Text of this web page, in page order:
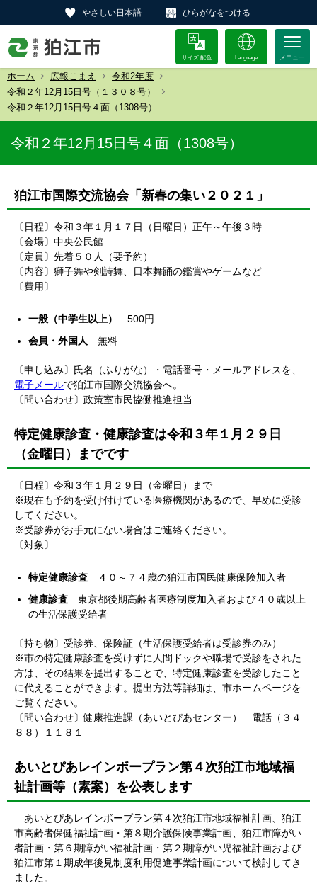
やさしい日本語 ひらがなをつける
サイズ 配色 Language
ホーム 広報こまえ
令和2年度
令和２年12月15日号（１３０８号）
令和２年12月15日号４面（1308号）
令和２年12月15日号４面（1308号）
狛江市国際交流協会「新春の集い２０２１」
〔日程〕令和３年１月１７日（日曜日）正午～午後３時
〔会場〕中央公民館
〔定員〕先着５０人（要予約）
〔内容〕獅子舞や剣詩舞、日本舞踊の鑑賞やゲームなど
〔費用〕
一般（中学生以上）
500円
会員・外国人
無料
〔申し込み〕氏名（ふりがな）・電話番号・メールアドレスを、
電子メールで狛江市国際交流協会へ。
〔問い合わせ〕政策室市民協働推進担当
特定健康診査・健康診査は令和３年１月２９日
（金曜日）までです
〔日程〕令和３年１月２９日（金曜日）まで
※現在も予約を受け付けている医療機関があるので、早めに受診
してください。
※受診券がお手元にない場合はご連絡ください。
〔対象〕
特定健康診査 ４０～７４歳の狛江市国民健康保険加入者
健康診査 東京都後期高齢者医療制度加入者および４０歳以上
の生活保護受給者
〔持ち物〕受診券、保険証（生活保護受給者は受診券のみ）
※市の特定健康診査を受けずに人間ドックや職場で受診をされた
方は、その結果を提出することで、特定健康診査を受診したこと
に代えることができます。提出方法等詳細は、市ホームページを
ご覧ください。
〔問い合わせ〕健康推進課（あいとぴあセンター） 電話（３４
８８）１１８１
あいとぴあレインボープラン第４次狛江市地域福
祉計画等（素案）を公表します
あいとぴあレインボープラン第４次狛江市地域福祉計画、狛江
市高齢者保健福祉計画・第８期介護保険事業計画、狛江市障がい
者計画・第６期障がい福祉計画・第２期障がい児福祉計画および
狛江市第１期成年後見制度利用促進事業計画について検討してき
ました。